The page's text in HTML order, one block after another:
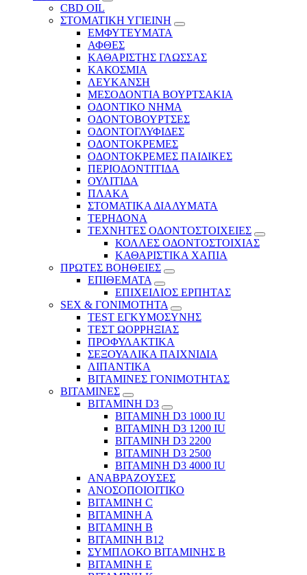
CBD OIL
ΣΤΟΜΑΤΙΚΗ ΥΓΙΕΙΝΗ
ΕΜΦΥΤΕΥΜΑΤΑ
ΑΦΘΕΣ
ΚΑΘΑΡΙΣΤΗΣ ΓΛΩΣΣΑΣ
ΚΑΚΟΣΜΙΑ
ΛΕΥΚΑΝΣΗ
ΜΕΣΟΔΟΝΤΙΑ ΒΟΥΡΤΣΑΚΙΑ
ΟΔΟΝΤΙΚΟ ΝΗΜΑ
ΟΔΟΝΤΟΒΟΥΡΤΣΕΣ
ΟΔΟΝΤΟΓΛΥΦΙΔΕΣ
ΟΔΟΝΤΟΚΡΕΜΕΣ
ΟΔΟΝΤΟΚΡΕΜΕΣ ΠΑΙΔΙΚΕΣ
ΠΕΡΙΟΔΟΝΤΙΤΙΔΑ
ΟΥΛΙΤΙΔΑ
ΠΛΑΚΑ
ΣΤΟΜΑΤΙΚΑ ΔΙΑΛΥΜΑΤΑ
ΤΕΡΗΔΟΝΑ
ΤΕΧΝΗΤΕΣ ΟΔΟΝΤΟΣΤΟΙΧΕΙΕΣ
ΚΟΛΛΕΣ ΟΔΟΝΤΟΣΤΟΙΧΙΑΣ
ΚΑΘΑΡΙΣΤΙΚΑ ΧΑΠΙΑ
ΠΡΩΤΕΣ ΒΟΗΘΕΙΕΣ
ΕΠΙΘΕΜΑΤΑ
ΕΠΙΧΕΙΛΙΟΣ ΕΡΠΗΤΑΣ
SEX & ΓΟΝΙΜΟΤΗΤΑ
TEST ΕΓΚΥΜΟΣΥΝΗΣ
ΤΕΣΤ ΩΟΡΡΗΞΙΑΣ
ΠΡΟΦΥΛΑΚΤΙΚΑ
ΣΕΞΟΥΑΛΙΚΑ ΠΑΙΧΝΙΔΙΑ
ΛΙΠΑΝΤΙΚΑ
ΒΙΤΑΜΙΝΕΣ ΓΟΝΙΜΟΤΗΤΑΣ
ΒΙΤΑΜΙΝΕΣ
ΒΙΤΑΜΙΝΗ D3
ΒΙΤΑΜΙΝΗ D3 1000 IU
ΒΙΤΑΜΙΝΗ D3 1200 IU
ΒΙΤΑΜΙΝΗ D3 2200
ΒΙΤΑΜΙΝΗ D3 2500
BITAMINH D3 4000 IU
ΑΝΑΒΡΑΖΟΥΣΕΣ
ΑΝΟΣΟΠΟΙΟΙΤΙΚΟ
ΒΙΤΑΜΙΝΗ C
ΒΙΤΑΜΙΝΗ Α
ΒΙΤΑΜΙΝΗ Β
ΒΙΤΑΜΙΝΗ Β12
ΣΥΜΠΛΟΚΟ ΒΙΤΑΜΙΝΗΣ Β
ΒΙΤΑΜΙΝΗ Ε